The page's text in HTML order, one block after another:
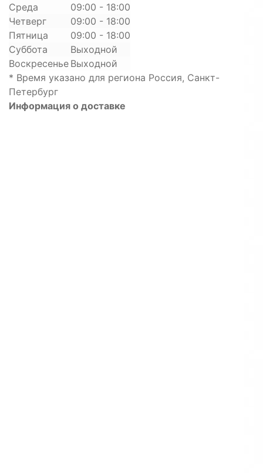
Среда
09:00 - 18:00
Четверг
09:00 - 18:00
Пятница
09:00 - 18:00
Суббота
Выходной
Воскресенье Выходной
* Время указано для региона Россия, Санкт-
Петербург
Информация о доставке